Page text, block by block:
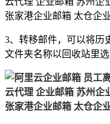
3、转移邮件，可以将历
文件夹名称以回收站里